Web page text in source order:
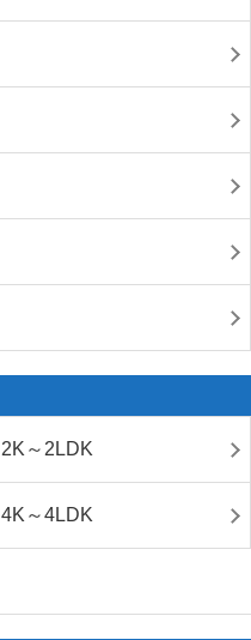
2K～2LDK
4K～4LDK